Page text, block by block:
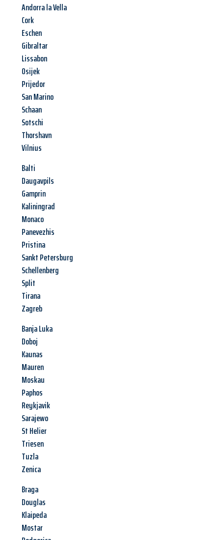
Andorra la Vella
Cork
Eschen
Gibraltar
Lissabon
Osijek
Prijedor
San Marino
Schaan
Sotschi
Thorshavn
Vilnius
Balti
Daugavpils
Gamprin
Kaliningrad
Monaco
Panevezhis
Pristina
Sankt Petersburg
Schellenberg
Split
Tirana
Zagreb
Banja Luka
Doboj
Kaunas
Mauren
Moskau
Paphos
Reykjavik
Sarajewo
St Helier
Triesen
Tuzla
Zenica
Braga
Douglas
Klaipeda
Mostar